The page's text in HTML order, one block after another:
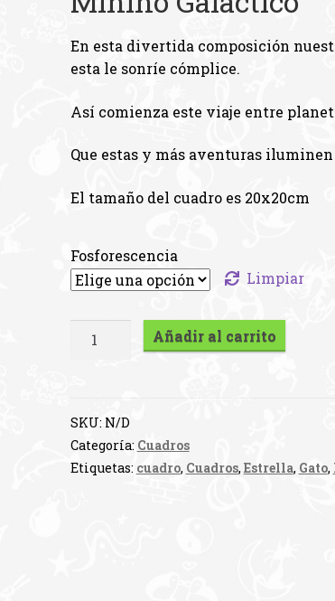
En esta divertida composición
esta le sonríe cómplice.
Así comienza este viaje entre
Que estas y más aventuras
El tamaño del cuadro es 20x20cm
Fosforescencia
Limpiar
Gato
Añadir al carrito
SKU: N/D
Categoría: Cuadros
Etiquetas: cuadro, Cuadros, Estrella, Gato,